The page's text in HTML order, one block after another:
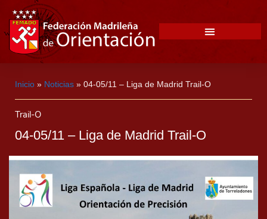
Inicio » Noticias » 04-05/11 – Liga de Madrid Trail-O
Trail-O
04-05/11 – Liga de Madrid Trail-O